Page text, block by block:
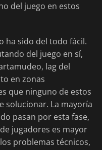
del juego en estos
ha sido del todo fácil.
del juego en sí,
lag del
en zonas
que ninguno de estos
solucionar. La mayoría
pasan por esta fase,
jugadores es mayor
problemas técnicos,